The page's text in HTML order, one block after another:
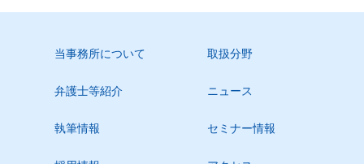
当事務所について 取扱分野
弁護士等紹介 ニュース
執筆情報 セミナー情報